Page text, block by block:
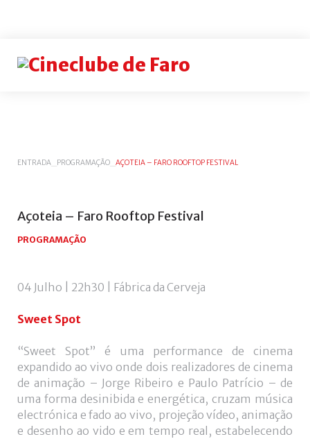
ENTRADA PROGRAMAÇÃO AÇOTEIA – FARO ROOFTOP FESTIVAL
Açoteia – Faro Rooftop Festival
PROGRAMAÇÃO
04 Julho | 22h30 | Fábrica da Cerveja
Sweet Spot
“Sweet Spot” é uma performance de cinema
expandido ao vivo onde dois realizadores de cinema
de animação – Jorge Ribeiro e Paulo Patrício – de
uma forma desinibida e energética, cruzam música
electrónica e fado ao vivo, projeção vídeo, animação
e desenho ao vido e em tempo real, estabelecendo
/
Esqueceu-
se
da
senha?